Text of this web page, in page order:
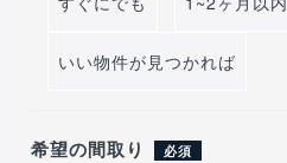
いい物件が見つかれば
希望の間取り 必須